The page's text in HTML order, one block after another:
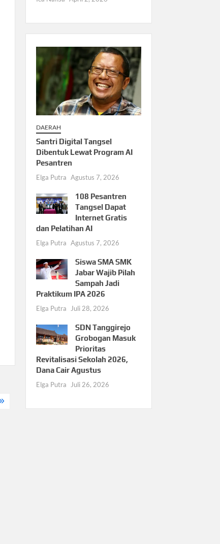
DAERAH
Santri Digital Tangsel
Dibentuk Lewat Program AI
Pesantren
Elga Putra Agustus 7, 2026
108 Pesantren
Tangsel Dapat
Internet Gratis
dan Pelatihan AI
Elga Putra Agustus 7, 2026
Siswa SMA SMK
Jabar Wajib Pilah
Sampah Jadi
Praktikum IPA 2026
Elga Putra Juli 28, 2026
SDN Tanggirejo
Grobogan Masuk
Prioritas
Revitalisasi Sekolah 2026,
Dana Cair Agustus
Elga Putra Juli 26, 2026